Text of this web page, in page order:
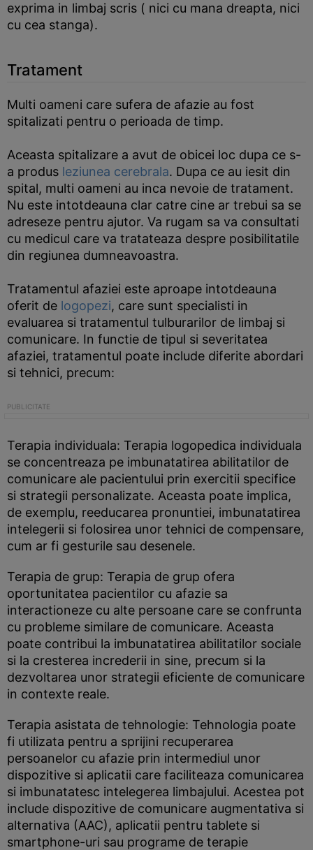
exprima in limbaj scris ( nici cu mana dreapta, nici
cu cea stanga).
Tratament
Multi oameni care sufera de afazie au fost
spitalizati pentru o perioada de timp.
Aceasta spitalizare a avut de obicei loc dupa ce s-
a produs leziunea cerebrala. Dupa ce au iesit din
spital, multi oameni au inca nevoie de tratament.
Nu este intotdeauna clar catre cine ar trebui sa se
adreseze pentru ajutor. Va rugam sa va consultati
cu medicul care va tratateaza despre posibilitatile
din regiunea dumneavoastra.
Tratamentul afaziei este aproape intotdeauna
oferit de logopezi, care sunt specialisti in
evaluarea si tratamentul tulburarilor de limbaj si
comunicare. In functie de tipul si severitatea
afaziei, tratamentul poate include diferite abordari
si tehnici, precum:
Terapia individuala: Terapia logopedica individuala
se concentreaza pe imbunatatirea abilitatilor de
comunicare ale pacientului prin exercitii specifice
si strategii personalizate. Aceasta poate implica,
de exemplu, reeducarea pronuntiei, imbunatatirea
intelegerii si folosirea unor tehnici de compensare,
cum ar fi gesturile sau desenele.
Terapia de grup: Terapia de grup ofera
oportunitatea pacientilor cu afazie sa
interactioneze cu alte persoane care se confrunta
cu probleme similare de comunicare. Aceasta
poate contribui la imbunatatirea abilitatilor sociale
si la cresterea increderii in sine, precum si la
dezvoltarea unor strategii eficiente de comunicare
in contexte reale.
Terapia asistata de tehnologie: Tehnologia poate
fi utilizata pentru a sprijini recuperarea
persoanelor cu afazie prin intermediul unor
dispozitive si aplicatii care faciliteaza comunicarea
si imbunatatesc intelegerea limbajului. Acestea pot
include dispozitive de comunicare augmentativa si
alternativa (AAC), aplicatii pentru tablete si
smartphone-uri sau programe de terapie